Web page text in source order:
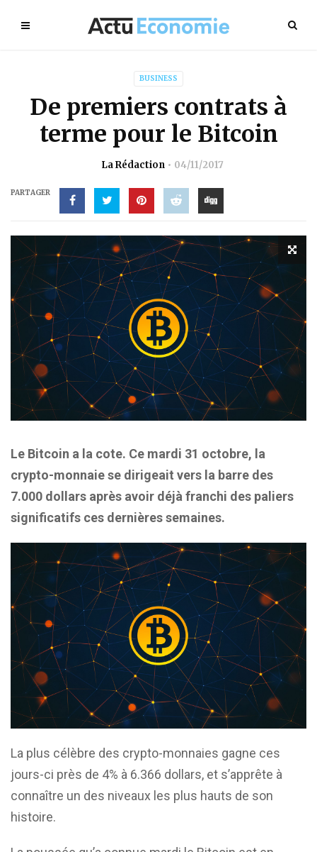
BUSINESS
De premiers contrats à
terme pour le Bitcoin
La Rédaction 04/11/2017
PARTAGER
Le Bitcoin a la cote. Ce mardi 31 octobre, la
crypto-monnaie se dirigeait vers la barre des
7.000 dollars après avoir déjà franchi des paliers
significatifs ces dernières semaines.
La plus célèbre des crypto-monnaies gagne ces
jours-ci près de 4% à 6.366 dollars, et s’apprête à
connaître un des niveaux les plus hauts de son
histoire.